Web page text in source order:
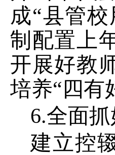
成“县管校
制配置上
开展好教
培养“ 四有
6.全面
建立控